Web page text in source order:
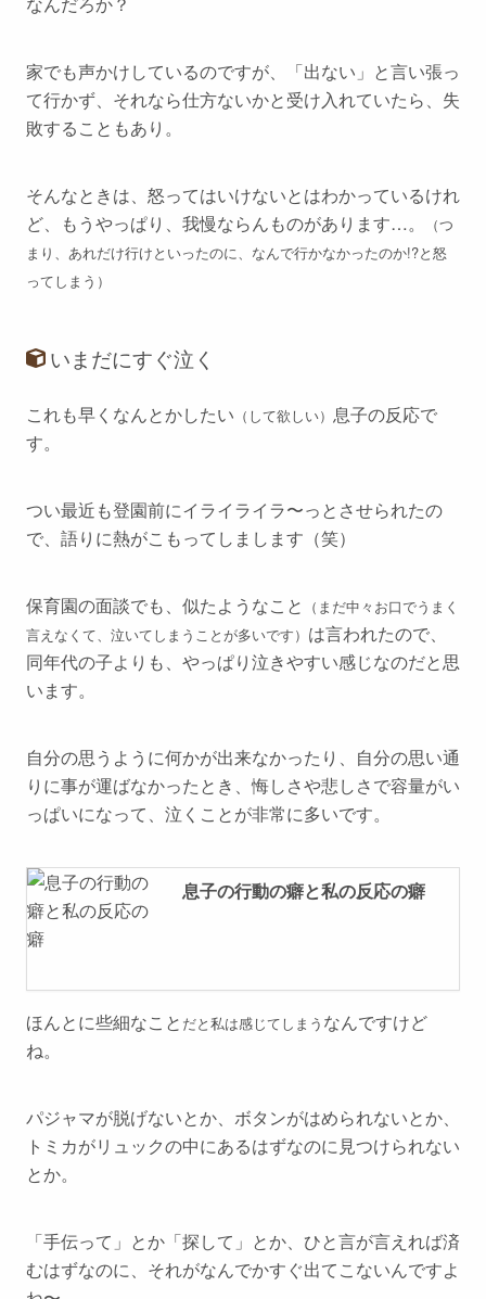
家でも声かけしているのですが、「出ない」と言い張っ
て行かず、それなら仕方ないかと受け入れていたら、失
敗することもあり。
そんなときは、怒ってはいけないとはわかっているけれ
ど、もうやっぱり、我慢ならんものがあります…。
（つ
まり、あれだけ行けといったのに、なんで行かなかったのか!?と怒
ってしまう）
いまだにすぐ泣く
これも早くなんとかしたい （して欲しい） 息子の反応で
す。
つい最近も登園前にイライライラ〜っとさせられたの
で、語りに熱がこもってしまします（笑）
保育園の面談でも、似たようなこと （まだ中々お口でうまく
言えなくて、泣いてしまうことが多いです） は言われたので、
同年代の子よりも、やっぱり泣きやすい感じなのだと思
います。
自分の思うように何かが出来なかったり、自分の思い通
りに事が運ばなかったとき、悔しさや悲しさで容量がい
っぱいになって、泣くことが非常に多いです。
息子の行動の癖と私の反応の癖
ほんとに些細なこと だと私は感じてしまう なんですけど
ね。
パジャマが脱げないとか、ボタンがはめられないとか、
トミカがリュックの中にあるはずなのに見つけられない
とか。
「手伝って」とか「探して」とか、ひと言が言えれば済
むはずなのに、それがなんでかすぐ出てこないんですよ